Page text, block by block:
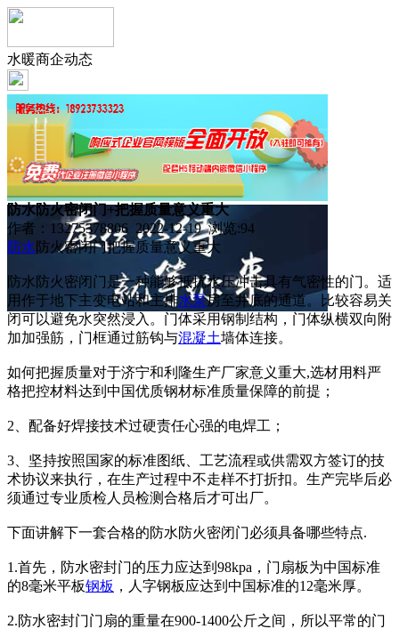
水暖商企动态
防水防火密闭门+把握质量意义重大
作者：13275378806 2022-12-19 浏览:94
防水 防火密闭门把握质量意义重大
防水防火密闭门是一种能够抵抗水压冲击具有气密性的门。适
用作于地下主变电站和主排水泵房至井底的通道。比较容易关
闭可以避免水突然浸入。门体采用钢制结构，门体纵横双向附
加加强筋，门框通过筋钩与混凝土墙体连接。
如何把握质量对于济宁和利隆生产厂家意义重大,选材用料严
格把控材料达到中国优质钢材标准质量保障的前提；
2、配备好焊接技术过硬责任心强的电焊工；
3、坚持按照国家的标准图纸、工艺流程或供需双方签订的技
术协议来执行，在生产过程中不走样不打折扣。生产完毕后必
须通过专业质检人员检测合格后才可出厂。
下面讲解下一套合格的防水防火密闭门必须具备哪些特点.
1.首先，防水密封门的压力应达到98kpa，门扇板为中国标准
的8毫米平板钢板 ，人字钢板应达到中国标准的12毫米厚。
2.防水密封门门扇的重量在900-1400公斤之间，所以平常的门